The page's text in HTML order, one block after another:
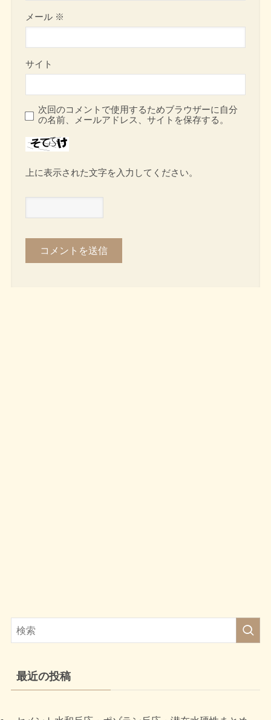
メール ※
サイト
次回のコメントで使用するためブラウザーに自分
の名前、メールアドレス、サイトを保存する。
上に表示された文字を入力してください。
最近の投稿